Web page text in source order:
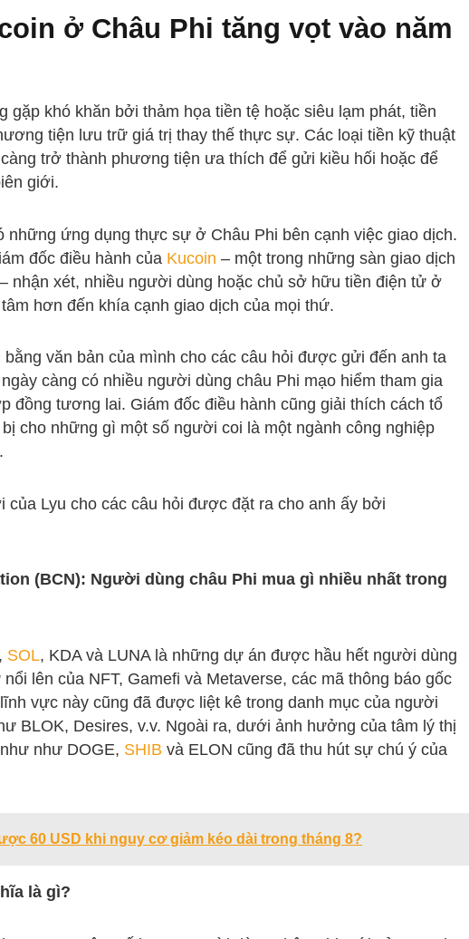
ở Châu Phi tăng vọt vào năm
gặp khó khăn bởi thảm họa tiền tệ hoặc siêu lạm phát, tiền
tiện lưu trữ giá trị thay thế thực sự. Các loại tiền kỹ thuật
trở thành phương tiện ưa thích để gửi kiều hối hoặc để
giới.
những ứng dụng thực sự ở Châu Phi bên cạnh việc giao dịch.
đốc điều hành của Kucoin – một trong những sàn giao dịch
nhận xét, nhiều người dùng hoặc chủ sở hữu tiền điện tử ở
hơn đến khía cạnh giao dịch của mọi thứ.
văn bản của mình cho các câu hỏi được gửi đến anh ta
càng có nhiều người dùng châu Phi mạo hiểm tham gia
đồng tương lai. Giám đốc điều hành cũng giải thích cách tổ
cho những gì một số người coi là một ngành công nghiệp
của Lyu cho các câu hỏi được đặt ra cho anh ấy bởi
(BCN): Người dùng châu Phi mua gì nhiều nhất trong
SOL, KDA và LUNA là những dự án được hầu hết người dùng
lên của NFT, Gamefi và Metaverse, các mã thông báo gốc
vực này cũng đã được liệt kê trong danh mục của người
BLOK, Desires, v.v. Ngoài ra, dưới ảnh hưởng của tâm lý thị
như DOGE, SHIB và ELON cũng đã thu hút sự chú ý của
60 USD khi nguy cơ giảm kéo dài trong tháng 8?
là gì?